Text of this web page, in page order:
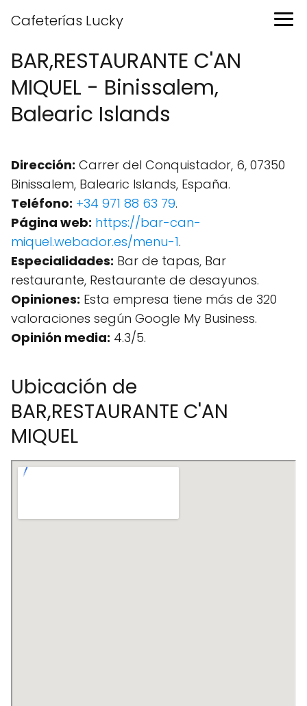
Cafeterías Lucky
BAR,RESTAURANTE C'AN
MIQUEL - Binissalem,
Balearic Islands
Dirección: Carrer del Conquistador, 6, 07350
Binissalem, Balearic Islands, España.
Teléfono: +34 971 88 63 79.
Página web: https://bar-can-
miquel.webador.es/menu-1.
Especialidades: Bar de tapas, Bar
restaurante, Restaurante de desayunos.
Opiniones: Esta empresa tiene más de 320
valoraciones según Google My Business.
Opinión media: 4.3/5.
Ubicación de
BAR,RESTAURANTE C'AN
MIQUEL